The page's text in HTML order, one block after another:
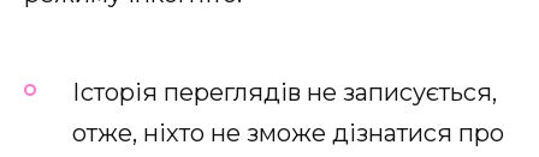
Історія переглядів не записується,
отже, ніхто не зможе дізнатися про